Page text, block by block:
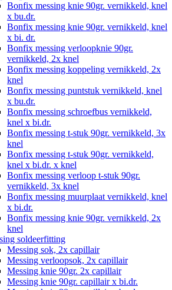
Bonfix messing knie 90gr. vernikkeld, knel
x bu.dr.
Bonfix messing knie 90gr. vernikkeld, knel
x bi. dr.
Bonfix messing verloopknie 90gr.
vernikkeld, 2x knel
Bonfix messing koppeling vernikkeld, 2x
knel
Bonfix messing puntstuk vernikkeld, knel
x bu.dr.
Bonfix messing schroefbus vernikkeld,
knel x bi.dr.
Bonfix messing t-stuk 90gr. vernikkeld, 3x
knel
Bonfix messing t-stuk 90gr. vernikkeld,
knel x bi.dr. x knel
Bonfix messing verloop t-stuk 90gr.
vernikkeld, 3x knel
Bonfix messing muurplaat vernikkeld, knel
x bi.dr.
Bonfix messing knie 90gr. vernikkeld, 2x
knel
soldeerfitting
Messing sok, 2x capillair
Messing verloopsok, 2x capillair
Messing knie 90gr. 2x capillair
Messing knie 90gr. capillair x bi.dr.